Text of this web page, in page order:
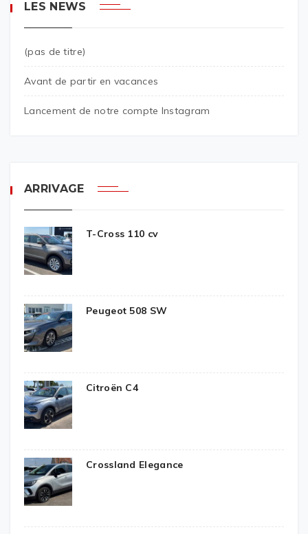
LES NEWS
(pas de titre)
Avant de partir en vacances
Lancement de notre compte Instagram
ARRIVAGE
T-Cross 110 cv
Peugeot 508 SW
Citroën C4
Crossland Elegance